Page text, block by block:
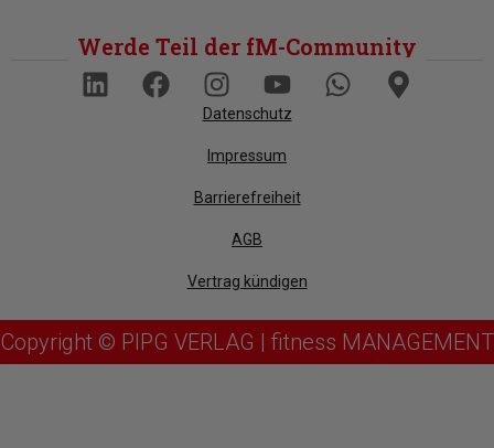
Werde Teil der fM-Community
Datenschutz
Impressum
Barrierefreiheit
AGB
Vertrag kündigen
Copyright © PIPG VERLAG | fitness MANAGEMENT